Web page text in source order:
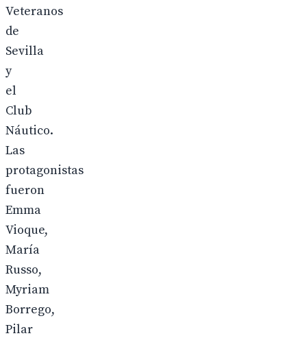
Veteranos
de
Sevilla
y
el
Club
Náutico.
Las
protagonistas
fueron
Emma
Vioque,
María
Russo,
Myriam
Borrego,
Pilar